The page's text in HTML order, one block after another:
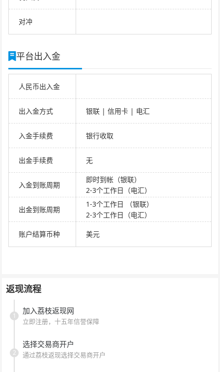
对冲
平台出入金
人民币出入金
出入金方式 银联 | 信用卡 | 电汇
入金手续费 银行收取
出金手续费 无
入金到账周期
即时到帐（银联）
2-3个工作日（电汇）
出金到账周期
1-3个工作日 （银联）
2-3个工作日（电汇）
账户结算币种 美元
返现流程
加入荔枝返现网
立即注册，十五年信誉保障
1
选择交易商开户
通过荔枝返现选择交易商开户
2